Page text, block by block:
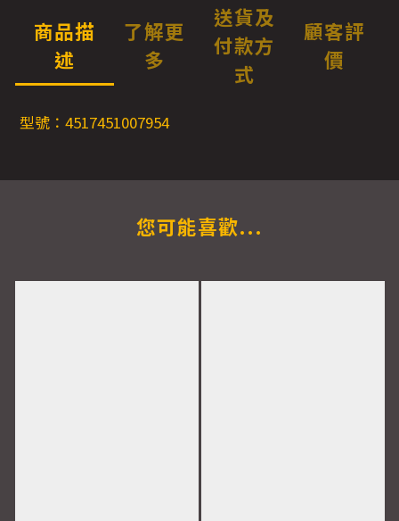
商品描
述
了解更
多
送貨及
付款方
式
顧客評
價
型號：4517451007954
您可能喜歡...